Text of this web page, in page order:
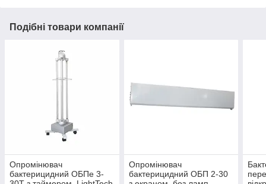
Подібні товари компанії
Опромінювач
бактерицидний ОБПе 3-
Опромінювач
бактерицидний ОБП 2-30